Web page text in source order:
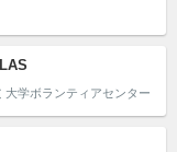
大学ボランティアセンター